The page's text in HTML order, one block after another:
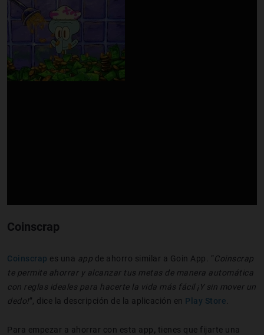
Coinscrap
Coinscrap es una app de ahorro similar a Goin App. “Coinscrap
te permite ahorrar y alcanzar tus metas de manera automática
con reglas ideales para hacerte la vida más fácil ¡Y sin mover un
dedo!”, dice la descripción de la aplicación en Play Store
Para empezar a ahorrar con esta app tienes que fijarte una